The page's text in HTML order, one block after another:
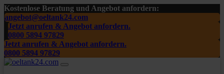
Kostenlose Beratung und Angebot anfordern:
angebot@oeltank24.com
Jetzt anrufen & Angebot anfordern.
0800 5894 97829
Jetzt anrufen & Angebot anfordern.
0800 5894 97829